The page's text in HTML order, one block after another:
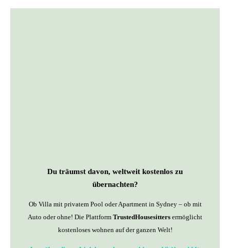
Du träumst davon, weltweit kostenlos zu
übernachten?
Ob Villa mit privatem Pool oder Apartment in Sydney – ob mit
Auto oder ohne! Die Plattform TrustedHousesitters ermöglicht
kostenloses wohnen auf der ganzen Welt!